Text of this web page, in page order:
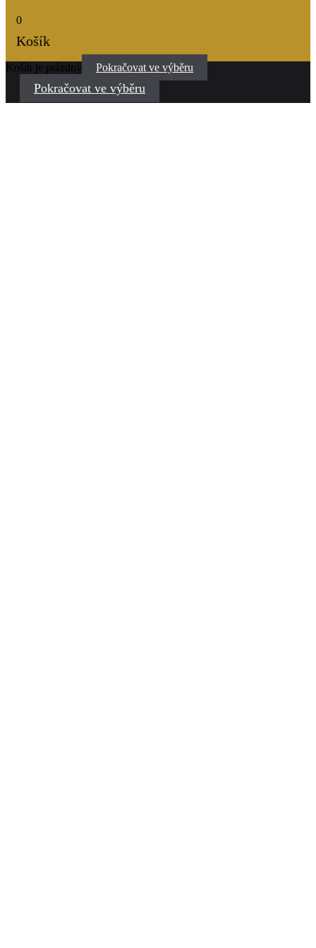
0
Košík
Košík je prázdný Pokračovat ve výběru
Pokračovat ve výběru